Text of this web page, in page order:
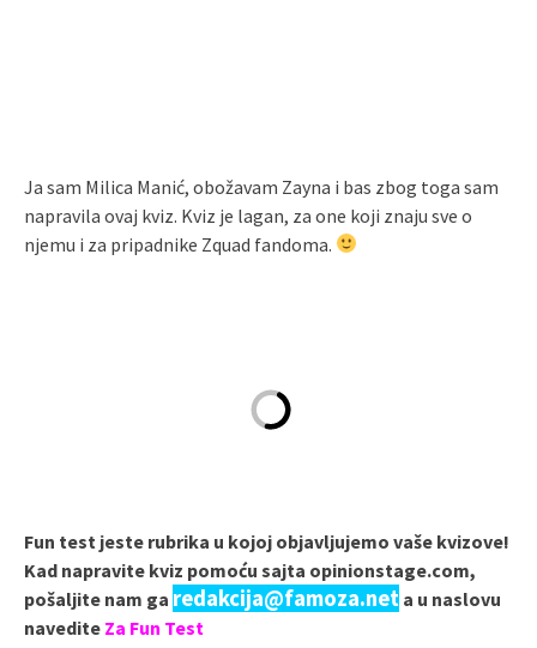
Ja sam Milica Manić, obožavam Zayna i bas zbog toga sam
napravila ovaj kviz. Kviz je lagan, za one koji znaju sve o
njemu i za pripadnike Zquad fandoma.
Fun test jeste rubrika u kojoj objavljujemo vaše kvizove!
Kad napravite kviz pomoću sajta opinionstage.com,
pošaljite nam ga redakcija@famoza.net a u naslovu
navedite Za Fun Test